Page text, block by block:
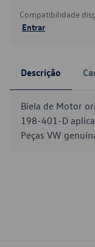
Compatibilidade
Entrar
Descrição
Biela de Motor
198-401-D
Peças VW